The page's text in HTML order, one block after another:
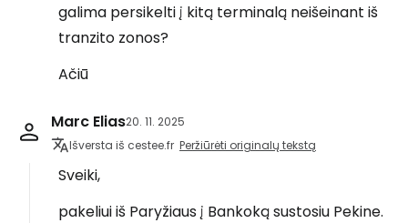
galima persikelti į kitą terminalą neišeinant iš
tranzito zonos?
Ačiū
Marc Elias20. 11. 2025
Išversta iš cestee.fr Peržiūrėti originalų tekstą
Sveiki,
pakeliui iš Paryžiaus į Bankoką sustosiu Pekine.